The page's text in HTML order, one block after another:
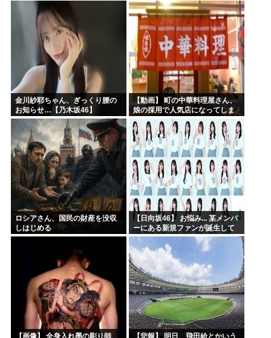
金川紗耶ちゃん、ぎっくり腰の
お知らせ…【乃木坂46】
【動画】 町の中華料理屋さん、
娘の採用で人気店になってしま
う
ロシアさん、国民の財産を没収
しはじめる
【日向坂46】 お悩み... 某メンバ
ーにある新規ファンが誕生して
いた
【画像】 全身入れ墨の彫り師、 【悲報】 明日、飛田給とかいう